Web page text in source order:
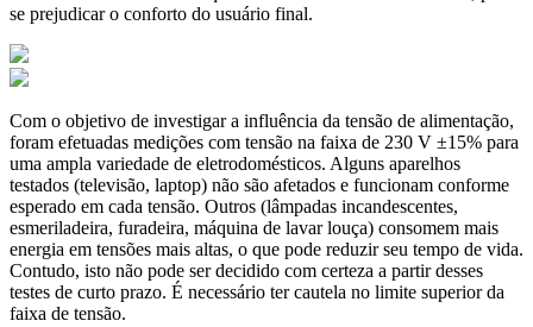
se prejudicar o conforto do usuário final.
Com o objetivo de investigar a influência da tensão de alimentação,
foram efetuadas medições com tensão na faixa de 230 V ±15% para
uma ampla variedade de eletrodomésticos. Alguns aparelhos
testados (televisão, laptop) não são afetados e funcionam conforme
esperado em cada tensão. Outros (lâmpadas incandescentes,
esmeriladeira, furadeira, máquina de lavar louça) consomem mais
energia em tensões mais altas, o que pode reduzir seu tempo de vida.
Contudo, isto não pode ser decidido com certeza a partir desses
testes de curto prazo. É necessário ter cautela no limite superior da
faixa de tensão.